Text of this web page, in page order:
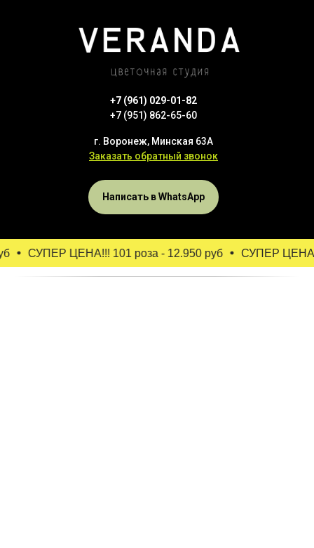
+7 (961) 029-01-82
+7 (951) 862-65-60
г. Воронеж, Минская 63А
Заказать обратный звонок
Написать в WhatsApp
СУПЕР ЦЕНА!!! 101 роза - 12.950 руб СУПЕР